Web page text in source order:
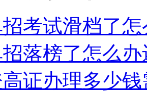
考试滑档了
落榜了怎么
证办理多少